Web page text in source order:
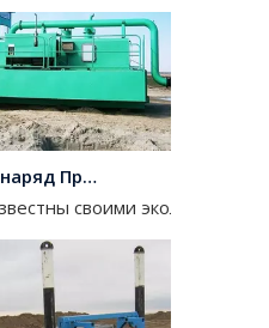
Рефулерный земснаряд Производители
своими экологически